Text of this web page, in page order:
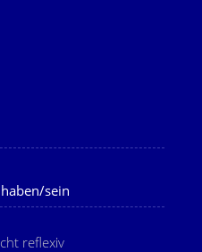
haben/sein
reflexiv